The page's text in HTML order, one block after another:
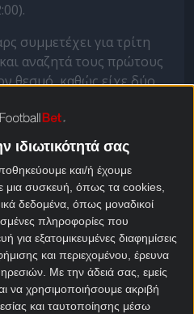
ιδιωτικότητά σας
και/ή έχουμε
μια συσκευή, όπως τα cookies,
δεδομένα, όπως μοναδικοί
πληροφορίες που
για εξατομικευμένες διαφημίσεις
και περιεχομένου, έρευνα
Με την άδειά σας, εμείς
να χρησιμοποιήσουμε ακριβή
και ταυτοποίησης μέσω
συμμετέχει για τρίτη
αναζητά τους πρώτους
θεσμό, καθώς είχε δύο
και το 2022.
καταγράφει την
φάση Μουντιάλ μετά
και στοχεύει να
παρουσία της στα νοκ
για να πάρει το
πέταξε εκτός
την οποία νίκησε στη
τελικό των Playoffs.